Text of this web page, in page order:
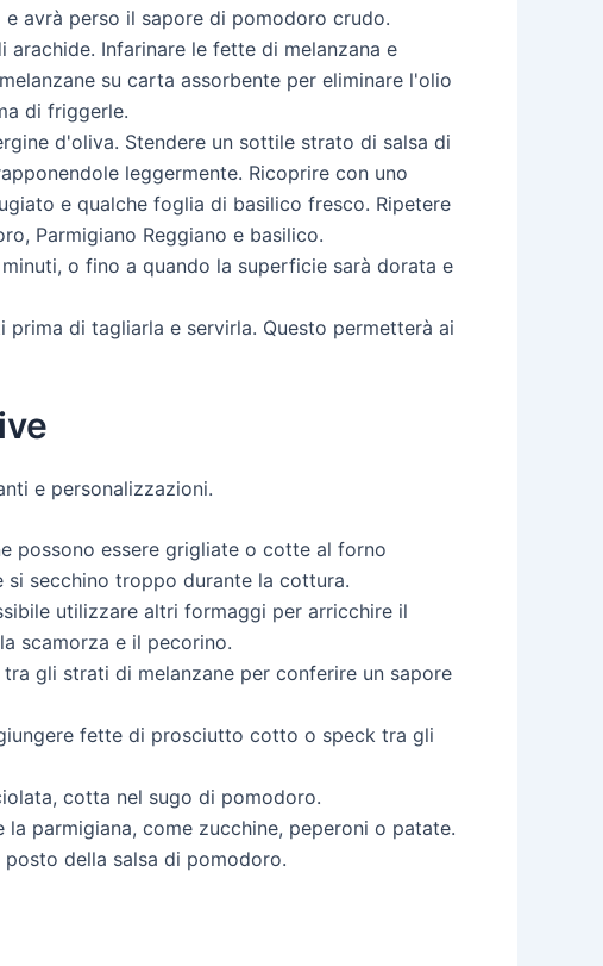
avrà perso il sapore di pomodoro crudo.
Infarinare le fette di melanzana e
su carta assorbente per eliminare l'olio
di friggerle.
d'oliva. Stendere un sottile strato di salsa di
leggermente. Ricoprire con uno
e qualche foglia di basilico fresco. Ripetere
Parmigiano Reggiano e basilico.
o fino a quando la superficie sarà dorata e
di tagliarla e servirla. Questo permetterà ai
e personalizzazioni.
possono essere grigliate o cotte al forno
secchino troppo durante la cottura.
utilizzare altri formaggi per arricchire il
scamorza e il pecorino.
gli strati di melanzane per conferire un sapore
fette di prosciutto cotto o speck tra gli
cotta nel sugo di pomodoro.
parmigiana, come zucchine, peperoni o patate.
della salsa di pomodoro.